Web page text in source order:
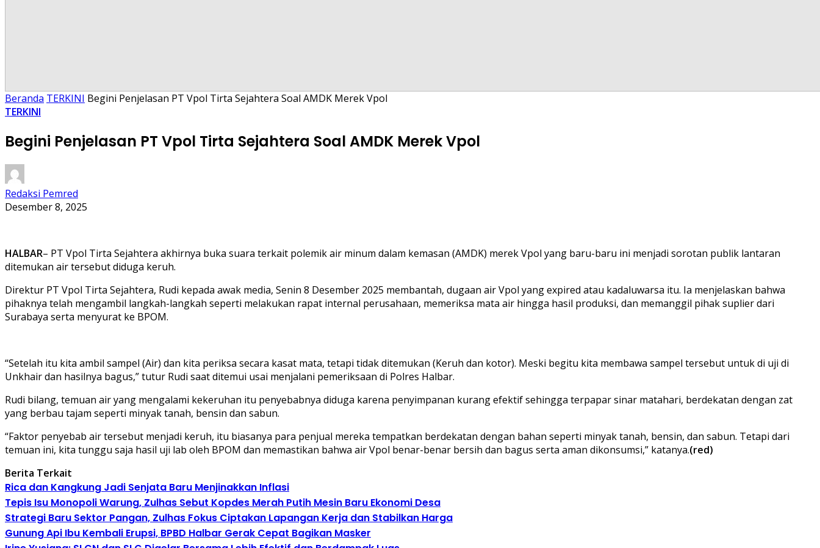
Beranda TERKINI Begini Penjelasan PT Vpol Tirta Sejahtera Soal AMDK Merek Vpol
TERKINI
Begini Penjelasan PT Vpol Tirta Sejahtera Soal AMDK Merek Vpol
Redaksi Pemred
Desember 8, 2025
HALBAR– PT Vpol Tirta Sejahtera akhirnya buka suara terkait polemik air minum dalam kemasan (AMDK) merek Vpol yang baru-baru ini menjadi sorotan publik lantaran
ditemukan air tersebut diduga keruh.
Direktur PT Vpol Tirta Sejahtera, Rudi kepada awak media, Senin 8 Desember 2025 membantah, dugaan air Vpol yang expired atau kadaluwarsa itu. Ia menjelaskan bahwa
pihaknya telah mengambil langkah-langkah seperti melakukan rapat internal perusahaan, memeriksa mata air hingga hasil produksi, dan memanggil pihak suplier dari
Surabaya serta menyurat ke BPOM.
“Setelah itu kita ambil sampel (Air) dan kita periksa secara kasat mata, tetapi tidak ditemukan (Keruh dan kotor). Meski begitu kita membawa sampel tersebut untuk di uji di
Unkhair dan hasilnya bagus,” tutur Rudi saat ditemui usai menjalani pemeriksaan di Polres Halbar.
Rudi bilang, temuan air yang mengalami kekeruhan itu penyebabnya diduga karena penyimpanan kurang efektif sehingga terpapar sinar matahari, berdekatan dengan zat
yang berbau tajam seperti minyak tanah, bensin dan sabun.
“Faktor penyebab air tersebut menjadi keruh, itu biasanya para penjual mereka tempatkan berdekatan dengan bahan seperti minyak tanah, bensin, dan sabun. Tetapi dari
temuan ini, kita tunggu saja hasil uji lab oleh BPOM dan memastikan bahwa air Vpol benar-benar bersih dan bagus serta aman dikonsumsi,” katanya.(red)
Berita Terkait
Rica dan Kangkung Jadi Senjata Baru Menjinakkan Inflasi
Tepis Isu Monopoli Warung, Zulhas Sebut Kopdes Merah Putih Mesin Baru Ekonomi Desa
Strategi Baru Sektor Pangan, Zulhas Fokus Ciptakan Lapangan Kerja dan Stabilkan Harga
Gunung Api Ibu Kembali Erupsi, BPBD Halbar Gerak Cepat Bagikan Masker